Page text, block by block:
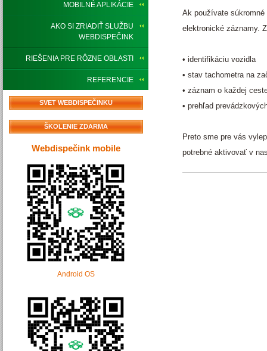
MOBILNÉ APLIKÁCIE
AKO SI ZRIADIŤ SLUŽBU
WEBDISPEČINK
RIEŠENIA PRE RÔZNE OBLASTI
REFERENCIE
SVET WEBDISPEČINKU
ŠKOLENIE ZDARMA
Webdispečink mobile
Android OS
Ak používate
elektronické záznamy.
• identifikáciu vozidla
• stav tachometra na
• záznam o každej
• prehľad
Preto sme pre vás
potrebné aktivovať v